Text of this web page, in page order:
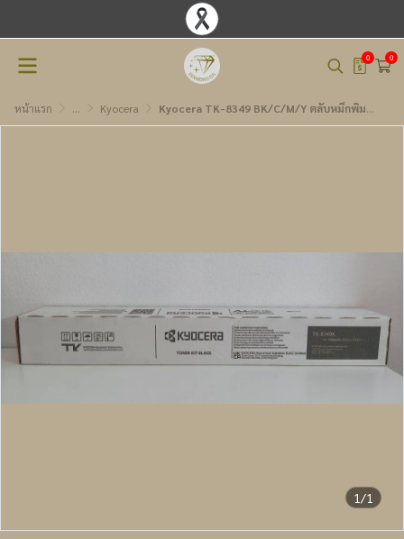
0 0
หน้าแรก ... Kyocera Kyocera TK-8349 BK/C/M/Y ตลับหมึกพิมพ์โทนเนอร์เลเซอร์
1/1